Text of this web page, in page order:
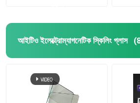
আইটিও ইলেক্ট্রোম্যাগনেটিক স্কিলিং গ্লাস